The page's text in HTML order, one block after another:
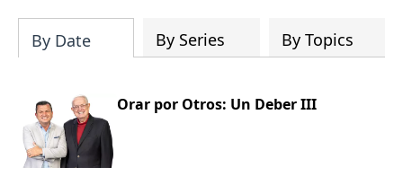
By Date By Series By Topics
Orar por Otros: Un Deber III